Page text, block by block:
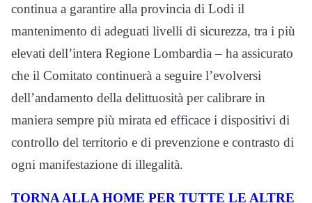
continua a garantire alla provincia di Lodi il
mantenimento di adeguati livelli di sicurezza, tra i più
elevati dell’intera Regione Lombardia – ha assicurato
che il Comitato continuerà a seguire l’evolversi
dell’andamento della delittuosità per calibrare in
maniera sempre più mirata ed efficace i dispositivi di
controllo del territorio e di prevenzione e contrasto di
ogni manifestazione di illegalità.
TORNA ALLA HOME PER TUTTE LE ALTRE